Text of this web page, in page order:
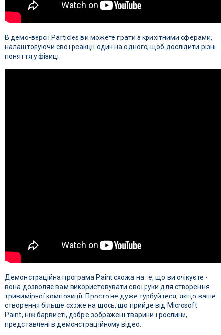
В демо-версії Particles ви можете грати з крихітними сферами,
налаштовуючи свої реакції один на одного, щоб дослідити різні
поняття у фізиці.
Демонстраційна програма Paint схожа на те, що ви очікуєте -
вона дозволяє вам використовувати свої руки для створення
тривимірної композиції. Просто не дуже турбуйтеся, якщо ваше
створення більше схоже на щось, що прийде від Microsoft
Paint, ніж барвисті, добре зображені тварини і рослини,
представлені в демонстраційному відео.